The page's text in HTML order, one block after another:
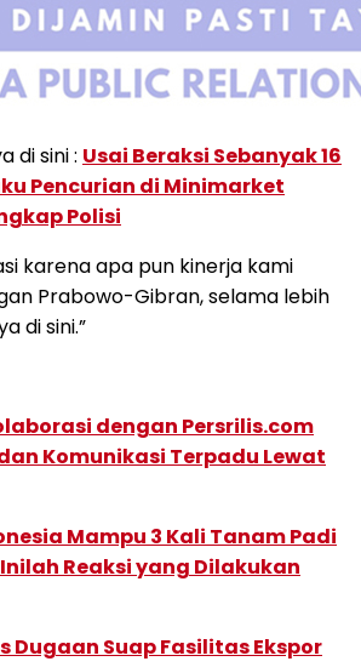
di sini : Usai Beraksi Sebanyak 16
Pencurian di Minimarket
Polisi
karena apa pun kinerja kami
Prabowo-Gibran, selama lebih
di sini.”
dengan Persrilis.com
Komunikasi Terpadu Lewat
Mampu 3 Kali Tanam Padi
Reaksi yang Dilakukan
Dugaan Suap Fasilitas Ekspor